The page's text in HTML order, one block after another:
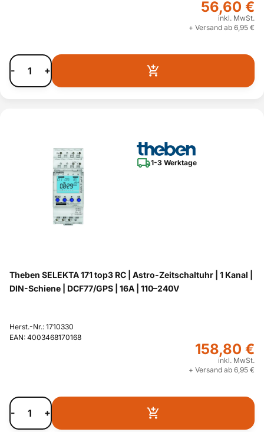
56,60 €
inkl. MwSt.
+ Versand ab 6,95 €
- +
1-3 Werktage
Theben SELEKTA 171 top3 RC | Astro-Zeitschaltuhr | 1 Kanal |
DIN-Schiene | DCF77/GPS | 16A | 110–240V
Herst.-Nr.: 1710330
EAN: 4003468170168
158,80 €
inkl. MwSt.
+ Versand ab 6,95 €
- +